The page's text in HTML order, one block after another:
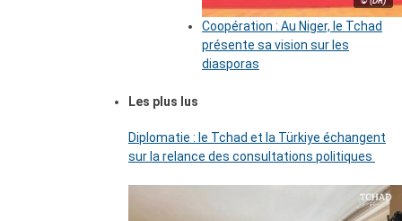
Coopération : Au Niger, le Tchad
présente sa vision sur les
diasporas
Les plus lus
Diplomatie : le Tchad et la Türkiye échangent
sur la relance des consultations politiques